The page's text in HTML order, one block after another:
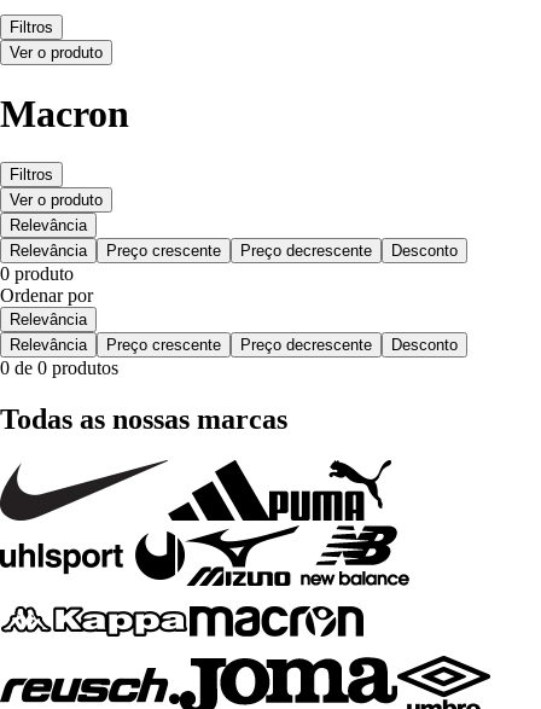
Filtros
Ver o produto
Macron
Filtros
Ver o produto
Relevância
Relevância
Preço crescente Preço decrescente Desconto
0 produto
Ordenar por
Relevância
Relevância
Preço crescente Preço decrescente Desconto
0 de 0 produtos
Todas as nossas marcas